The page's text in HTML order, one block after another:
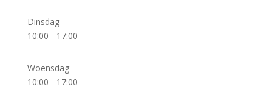
Dinsdag
10:00 - 17:00
Woensdag
10:00 - 17:00